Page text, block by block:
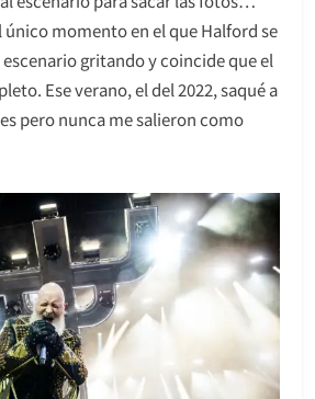
único momento en el que Halford se
gritando y coincide que el
Ese verano, el del 2022, saqué a
pero nunca me salieron como